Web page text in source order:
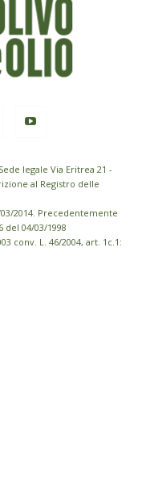
legale Via Eritrea 21 -
al Registro delle
2014. Precedentemente
del 04/03/1998
conv. L. 46/2004, art. 1c.1: